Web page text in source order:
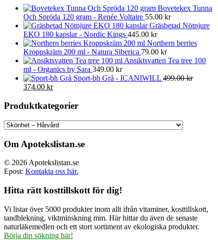
Bovetekex Tunna
Och Spröda 120 gram - Renée Voltaire 55.00 kr
Gräsbetad Nötnjure
EKO 180 kapslar - Nordic Kings 445.00 kr
Northern berries
Kroppskräm 200 ml - Natura Siberica 79.00 kr
Ansiktsvatten Tea tree 100
ml - Organics by Sara 349.00 kr
Sport-bh Grå - ICANIWILL 499.00kr
Det
priset
499.00 kr.
374.00 krDet
priset
är:
374.00 kr.
Produktkategorier
Om Apotekslistan.se
© 2026 Apotekslistan.se
Epost: Kontakta oss här.
Hitta rätt kosttillskott för dig!
Vi listar över 5000 produkter inom allt ifrån vitaminer, kosttillskott,
tandblekning, viktminskning mm. Här hittar du även de senaste
naturläkemedlen och ett stort sortiment av ekologiska produkter.
Börja din sökning här!